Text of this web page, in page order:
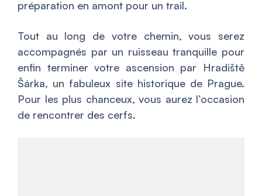
préparation en amont pour un trail.
Tout au long de votre chemin, vous serez
accompagnés par un ruisseau tranquille pour
enfin terminer votre ascension par Hradiště
Šárka, un fabuleux site historique de Prague.
Pour les plus chanceux, vous aurez l’occasion
de rencontrer des cerfs.